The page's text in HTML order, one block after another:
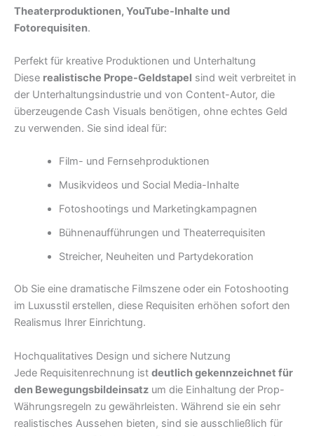
Theaterproduktionen, YouTube-Inhalte und
Fotorequisiten.
Perfekt für kreative Produktionen und Unterhaltung
Diese realistische Prope-Geldstapel sind weit verbreitet in
der Unterhaltungsindustrie und von Content-Autor, die
überzeugende Cash Visuals benötigen, ohne echtes Geld
zu verwenden. Sie sind ideal für:
Film- und Fernsehproduktionen
Musikvideos und Social Media-Inhalte
Fotoshootings und Marketingkampagnen
Bühnenaufführungen und Theaterrequisiten
Streicher, Neuheiten und Partydekoration
Ob Sie eine dramatische Filmszene oder ein Fotoshooting
im Luxusstil erstellen, diese Requisiten erhöhen sofort den
Realismus Ihrer Einrichtung.
Hochqualitatives Design und sichere Nutzung
Jede Requisitenrechnung ist deutlich gekennzeichnet für
den Bewegungsbildeinsatz um die Einhaltung der Prop-
Währungsregeln zu gewährleisten. Während sie ein sehr
realistisches Aussehen bieten, sind sie ausschließlich für